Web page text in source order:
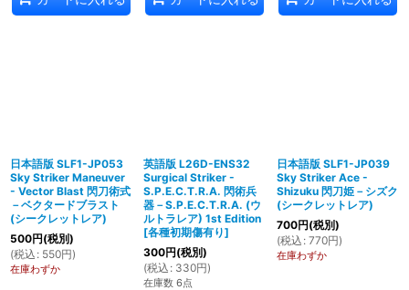
日本語版 SLF1-JP053
Sky Striker Maneuver
- Vector Blast 閃刀術式
－ベクタードブラスト
(シークレットレア)
500円(税別)
(税込 : 550円)
在庫わずか
英語版 L26D-ENS32
Surgical Striker -
S.P.E.C.T.R.A. 閃術兵
器－S.P.E.C.T.R.A. (ウ
ルトラレア) 1st Edition
[各種初期傷有り]
300円(税別)
(税込 : 330円)
在庫数 6点
日本語版 SLF1-JP039
Sky Striker Ace -
Shizuku 閃刀姫－シズク
(シークレットレア)
700円(税別)
(税込 : 770円)
在庫わずか